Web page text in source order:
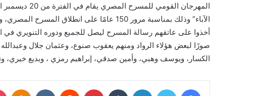
الآباء” وذلك بمناسبة مرور 150 عامًا على
أخذوا على عاتقهم رسالة المسرح ليصل للجميع ودوره التنويري في
صورًا لبعض هؤلاء الرواد ومنهم يعقوب صنوع، وعثمان جلال
الكسار، ويوسف وهبي، وأمين صدقي، إبراهيم رمزي ، وبديع
فيسبوك تويتر لينكدإن بينتيريست